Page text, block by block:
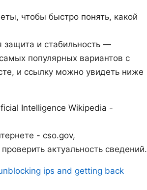
чтобы быстро понять, какой
и стабильность —
популярных вариантов с
и ссылку можно увидеть ниже
Intelligence Wikipedia -
- cso.gov,
актуальность сведений.
ips and getting back